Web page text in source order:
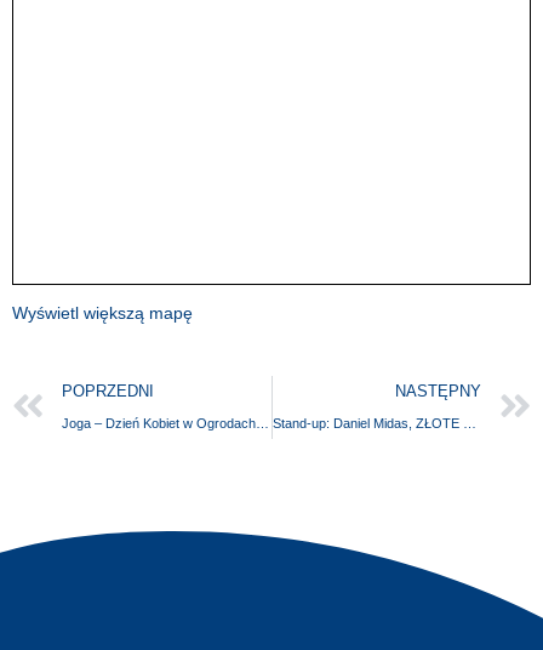
Wyświetl większą mapę
POPRZEDNI NASTĘPNY